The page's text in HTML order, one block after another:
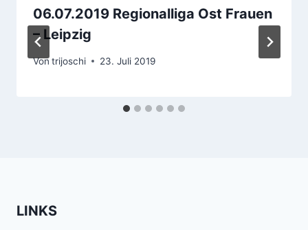
06.07.2019 Regionalliga Ost Frauen
– Leipzig
Vontrijoschi 23. Juli 2019
LINKS